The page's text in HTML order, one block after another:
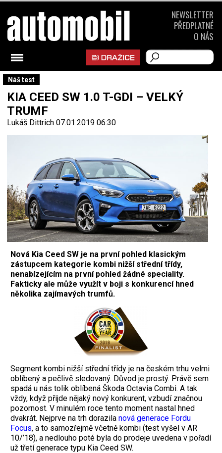
Náš test
KIA CEED SW 1.0 T-GDI – VELKÝ
TRUMF
Lukáš Dittrich 07.01.2019 06:30
Nová Kia Ceed SW je na první pohled klasickým
zástupcem kategorie kombi nižší střední třídy,
nenabízejícím na první pohled žádné speciality.
Fakticky ale může využít v boji s konkurencí hned
několika zajímavých trumfů.
Segment kombi nižší střední třídy je na českém trhu velmi
oblíbený a pečlivě sledovaný. Důvod je prostý. Právě sem
spadá u nás tolik oblíbená Škoda Octavia Combi. A tak
vždy, když přijde nějaký nový konkurent, vzbudí značnou
pozornost. V minulém roce tento moment nastal hned
dvakrát. Nejprve na trh dorazila nová generace Fordu
Focus, a to samozřejmě včetně kombi (test vyšel v AR
10/’18), a nedlouho poté byla do prodeje uvedena v pořadí
už třetí generace typu Kia Ceed SW.
NEWSLETTER
PŘEDPLATNÉ
O NÁS